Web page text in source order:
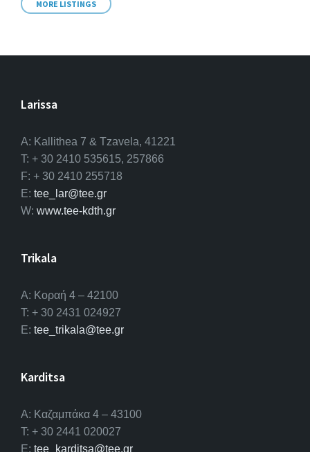
MORE LISTINGS
Larissa
A: Kallithea 7 & Tzavela, 41221
T: + 30 2410 535615, 257866
F: + 30 2410 255718
E: tee_lar@tee.gr
W: www.tee-kdth.gr
Trikala
Α: Κοραή 4 – 42100
T: + 30 2431 024927
E: tee_trikala@tee.gr
Karditsa
A: Καζαμπάκα 4 – 43100
T: + 30 2441 020027
E: tee_karditsa@tee.gr